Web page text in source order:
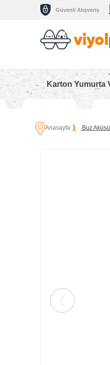
Güvenli Alışveriş
Karton Yumurta
Anasayfa Buz Aküsü